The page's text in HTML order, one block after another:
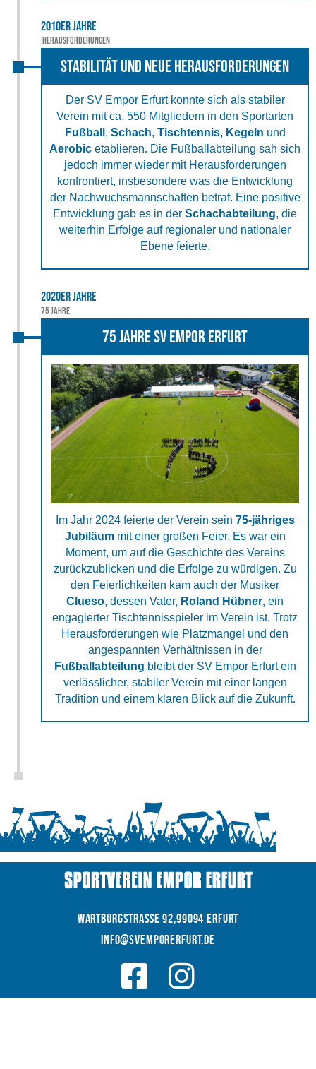
2010er Jahre
Herausforderungen
Stabilität und neue Herausforderungen
Der SV Empor Erfurt konnte sich als stabiler
Verein mit ca. 550 Mitgliedern in den Sportarten
Fußball , Schach, Tischtennis, Kegeln und
Aerobic etablieren. Die Fußballabteilung sah sich
jedoch immer wieder mit Herausforderungen
konfrontiert, insbesondere was die Entwicklung
der Nachwuchsmannschaften betraf. Eine positive
Entwicklung gab es in der Schachabteilung, die
weiterhin Erfolge auf regionaler und nationaler
Ebene feierte.
2020er Jahre
75 Jahre
75 Jahre SV Empor Erfurt
Im Jahr 2024 feierte der Verein sein 75-jähriges
Jubiläummit einer großen Feier. Es war ein
Moment, um auf die Geschichte des Vereins
zurückzublicken und die Erfolge zu würdigen. Zu
den Feierlichkeiten kam auch der Musiker
Clueso, dessen Vater, Roland Hübner, ein
engagierter Tischtennisspieler im Verein ist. Trotz
Herausforderungen wie Platzmangel und den
angespannten Verhältnissen in der
Fußballabteilung bleibt der SV Empor Erfurt ein
verlässlicher, stabiler Verein mit einer langen
Tradition und einem klaren Blick auf die Zukunft.
WARTBURGSTRAße 92,99094 Erfurt
INFO@SVEMPORERFURT.de